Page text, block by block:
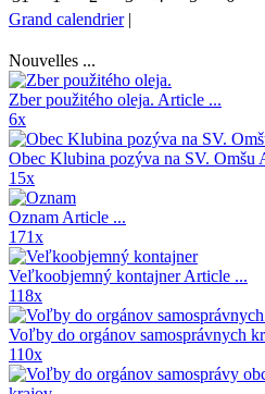
Grand calendrier|
Nouvelles ...
Zber použitého oleja. Article ...
6x
Obec Klubina pozýva na SV. Omšu
15x
Oznam Article ...
171x
Veľkoobjemný kontajnerArticle ...
118x
Voľby do orgánov samosprávnych
110x